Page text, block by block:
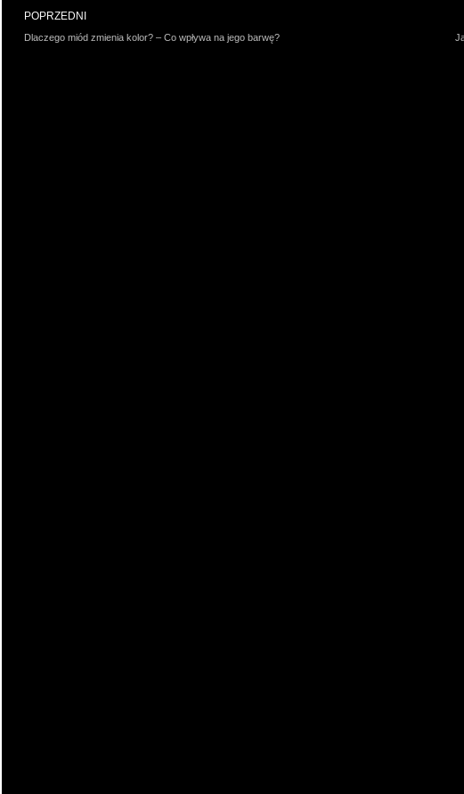
Prev
POPRZEDNI
Dlaczego miód zmienia kolor? – Co wpływa na jego barwę?